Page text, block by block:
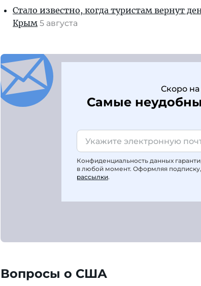
Стало известно, когда туристам вернут
Крым 5 августа
Скоро на
Самые
Конфиденциальность данных
в любой момент. Оформляя
рассылки.
Вопросы о США